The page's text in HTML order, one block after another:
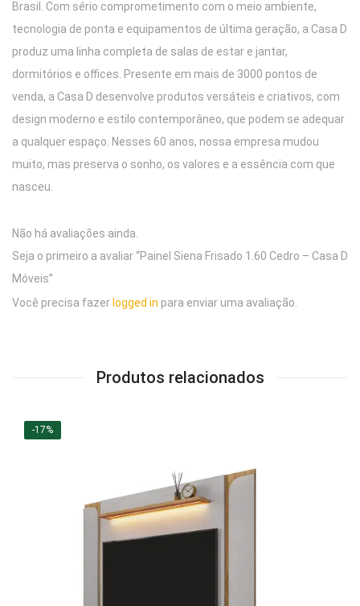
Brasil. Com sério comprometimento com o meio ambiente,
tecnologia de ponta e equipamentos de última geração, a Casa D
produz uma linha completa de salas de estar e jantar,
dormitórios e offices. Presente em mais de 3000 pontos de
venda, a Casa D desenvolve produtos versáteis e criativos, com
design moderno e estilo contemporâneo, que podem se adequar
a qualquer espaço. Nesses 60 anos, nossa empresa mudou
muito, mas preserva o sonho, os valores e a essência com que
nasceu.
Não há avaliações ainda.
Seja o primeiro a avaliar “Painel Siena Frisado 1.60 Cedro – Casa D
Móveis”
Você precisa fazer logged in para enviar uma avaliação.
Produtos relacionados
-17%